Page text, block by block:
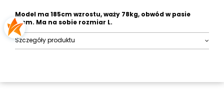
Model ma 185cm wzrostu, waży 78kg, obwód w pasie
81cm. Ma na sobie rozmiar L.
Szczegóły produktu